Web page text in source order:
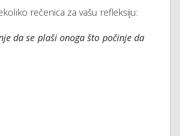
rečenica za vašu refleksiju:
da se plaši onoga što počinje da